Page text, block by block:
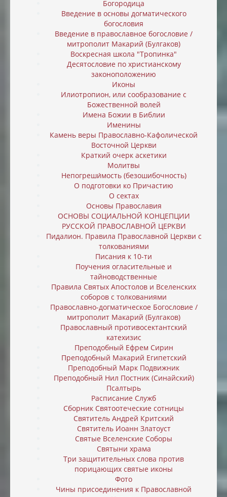
Богородица
Введение в основы догматического
богословия
Введение в православное богословие /
митрополит Макарий (Булгаков)
Воскресная школа "Тропинка"
Десятословие по христианскому
законоположению
Иконы
Илиотропион, или cообразование с
Божественной волей
Имена Божии в Библии
Именины
Камень веры Православно-Кафолической
Восточной Церкви
Краткий очерк аскетики
Молитвы
Непогреши́мость (безошибочность)
О подготовки ко Причастию
О сектах
Основы Православия
ОСНОВЫ СОЦИАЛЬНОЙ КОНЦЕПЦИИ
РУССКОЙ ПРАВОСЛАВНОЙ ЦЕРКВИ
Пидалион. Правила Православной Церкви с
толкованиями
Писания к 10-ти
Поучения огласительные и
тайноводственные
Правила Святых Апостолов и Вселенских
соборов с толкованиями
Православно-догматическое Богословие /
митрополит Макарий (Булгаков)
Православный противосектантский
катехизис
Преподобный Ефрем Сирин
Преподобный Макарий Египетский
Преподобный Марк Подвижник
Преподобный Нил Постник (Синайский)
Псалтырь
Расписание Служб
Сборник Святоотеческие сотницы
Святитель Андрей Критский
Святитель Иоанн Златоуст
Святые Вселенские Соборы
Святыни храма
Три защитительных слова против
порицающих святые иконы
Фото
Чины присоединения к Православной